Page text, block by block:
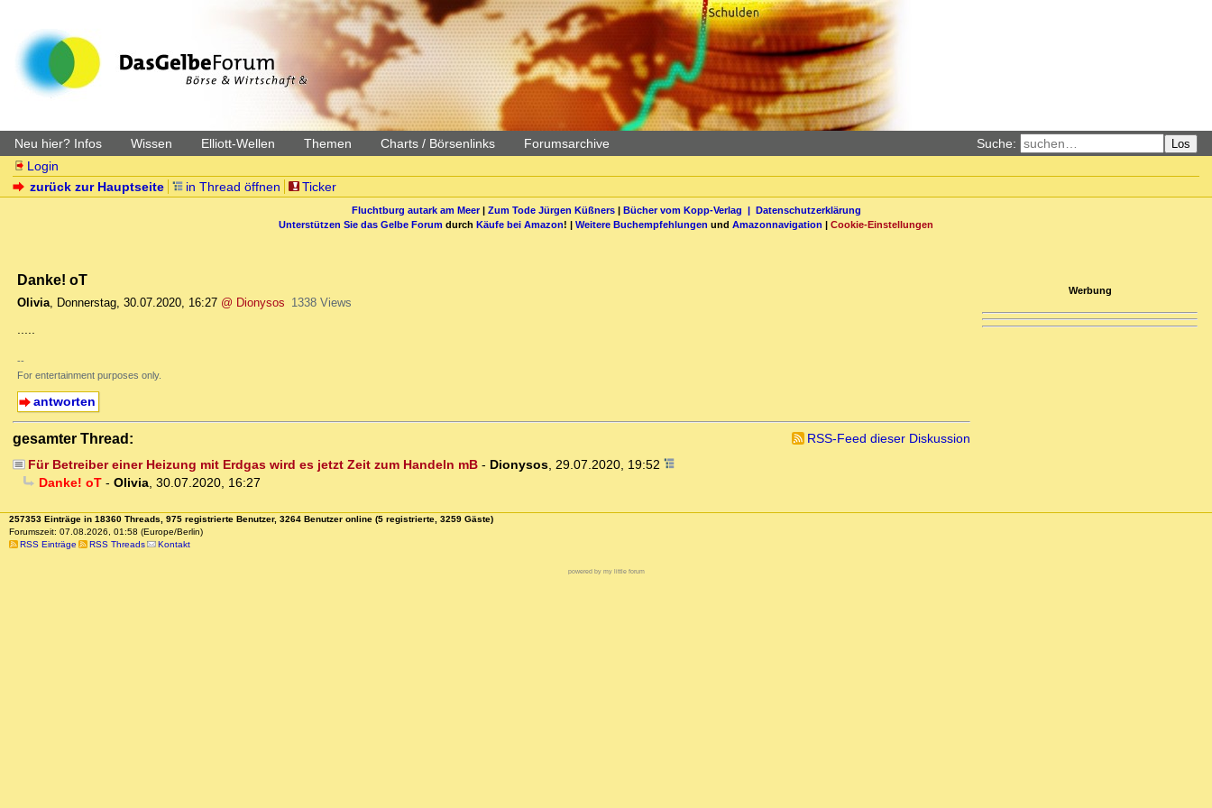
Neu hier? Infos Wissen Elliott-Wellen Themen Charts / Börsenlinks Forumsarchive Suche: Los
Login
zurück zur Hauptseite
in Thread öffnen Ticker
Fluchtburg autark am Meer| Zum Tode Jürgen Küßners| Bücher vom Kopp-Verlag | Datenschutzerklärung
Unterstützen Sie das Gelbe Forum durch Käufe bei Amazon! | Weitere Buchempfehlungen und Amazonnavigation | Cookie-Einstellungen
Danke! oT
Olivia, Donnerstag, 30.07.2020, 16:27 @ Dionysos 1338 Views
.....
--
For entertainment purposes only.
antworten
gesamter Thread:
RSS-Feed dieser Diskussion
Für Betreiber einer Heizung mit Erdgas wird es jetzt Zeit zum Handeln mB- Dionysos, 29.07.2020, 19:52
Danke! oT- Olivia, 30.07.2020, 16:27
Werbung
257353 Einträge in 18360 Threads, 975 registrierte Benutzer, 3264 Benutzer online (5 registrierte, 3259 Gäste)
Forumszeit: 07.08.2026, 01:58 (Europe/Berlin)
RSS Einträge
RSS Threads Kontakt
powered by my little forum